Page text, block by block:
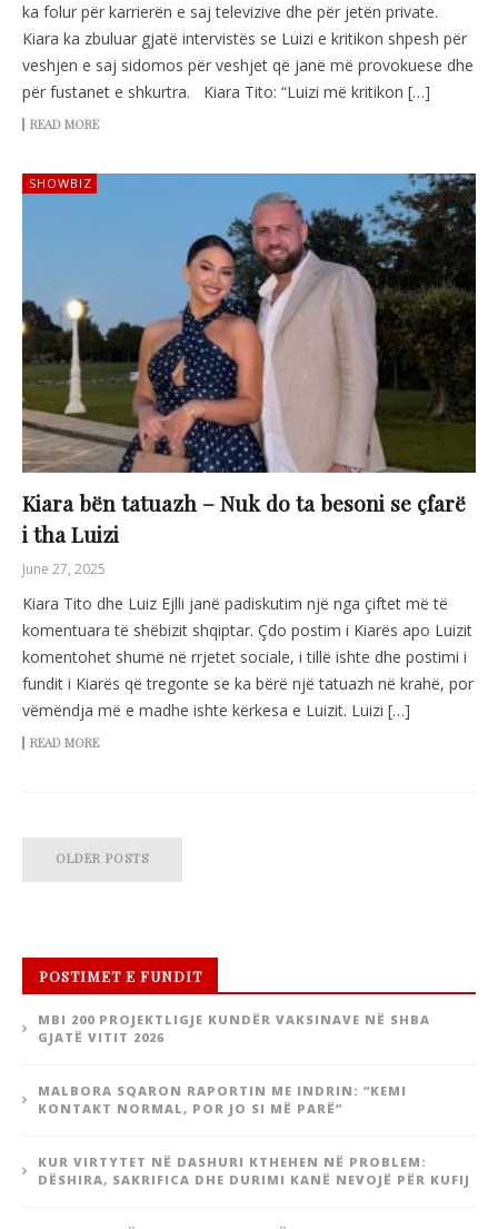
ka folur për karrierën e saj televizive dhe për jetën private.
Kiara ka zbuluar gjatë intervistës se Luizi e kritikon shpesh për
veshjen e saj sidomos për veshjet që janë më provokuese dhe
për fustanet e shkurtra. Kiara Tito: “Luizi më kritikon […]
READ MORE
SHOWBIZ
Kiara bën tatuazh – Nuk do ta besoni se çfarë
i tha Luizi
June 27, 2025
Kiara Tito dhe Luiz Ejlli janë padiskutim një nga çiftet më të
komentuara të shëbizit shqiptar. Çdo postim i Kiarës apo Luizit
komentohet shumë në rrjetet sociale, i tillë ishte dhe postimi i
fundit i Kiarës që tregonte se ka bërë një tatuazh në krahë, por
vëmëndja më e madhe ishte kërkesa e Luizit. Luizi […]
READ MORE
OLDER POSTS
POSTIMET E FUNDIT
MBI 200 PROJEKTLIGJE KUNDËR VAKSINAVE NË SHBA
GJATË VITIT 2026
MALBORA SQARON RAPORTIN ME INDRIN: “KEMI
KONTAKT NORMAL, POR JO SI MË PARË”
KUR VIRTYTET NË DASHURI KTHEHEN NË PROBLEM:
DËSHIRA, SAKRIFICA DHE DURIMI KANË NEVOJË PËR KUFIJ